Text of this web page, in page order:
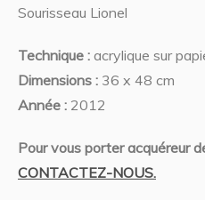
Sourisseau Lionel
Technique : acrylique sur
Dimensions : 36 x 48 cm
Année : 2012
Pour vous porter acquéreur
CONTACTEZ-NOUS.